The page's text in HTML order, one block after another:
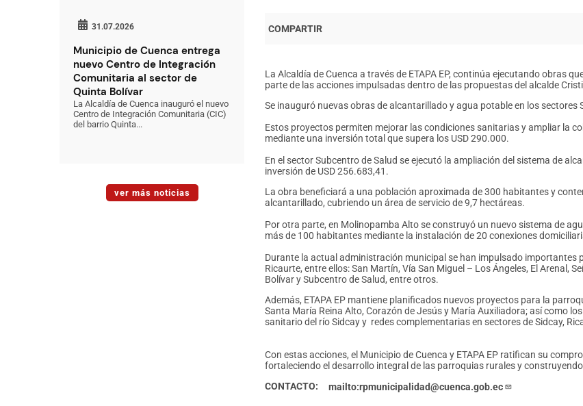
La Alcaldía de Cuenca a través de ETAPA EP, continúa ejecutando obras
parte de las acciones impulsadas dentro de las propuestas del alcalde
Se inauguró nuevas obras de alcantarillado y agua potable en los
Estos proyectos permiten mejorar las condiciones sanitarias y ampliar la
mediante una inversión total que supera los USD 290.000.
En el sector Subcentro de Salud se ejecutó la ampliación del sistema de
inversión de USD 256.683,41.
La obra beneficiará a una población aproximada de 300 habitantes y
alcantarillado, cubriendo un área de servicio de 9,7 hectáreas.
Por otra parte, en Molinopamba Alto se construyó un nuevo sistema de
más de 100 habitantes mediante la instalación de 20 conexiones
Durante la actual administración municipal se han impulsado importantes
Ricaurte, entre ellos: San Martín, Vía San Miguel – Los Ángeles, El Arenal,
Bolívar y Subcentro de Salud, entre otros.
Además, ETAPA EP mantiene planificados nuevos proyectos para la
Santa María Reina Alto, Corazón de Jesús y María Auxiliadora; así como
sanitario del río Sidcay y redes complementarias en sectores de Sidcay,
Con estas acciones, el Municipio de Cuenca y ETAPA EP ratifican su
fortaleciendo el desarrollo integral de las parroquias rurales y
CONTACTO
mailto:rpmunicipalidad@cuenca.gob.ec
31.07.2026
Municipio de Cuenca entrega
nuevo Centro de Integración
Comunitaria al sector de
Quinta Bolívar
La Alcaldía de Cuenca inauguró el nuevo
Centro de Integración Comunitaria (CIC)
del barrio Quinta...
ver más noticias